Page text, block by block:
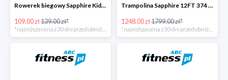
Rowerek biegowy Sapphire Kids Loopy drewniany -22%
109.00 zł139.00 zł*
Trampolina Sapphire 12FT 374 cm + drabinka GRATISY -31%
1248.00 zł1799.00 zł*